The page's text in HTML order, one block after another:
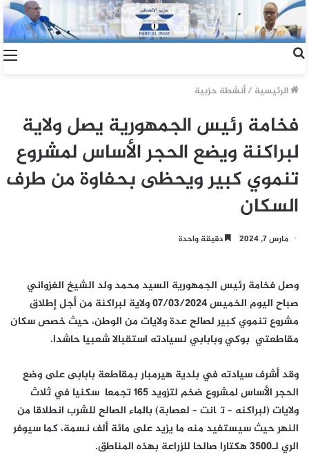
الرئيسية /أنشطة حزبية
فخامة رئيس الجمهورية يصل ولاية
لبراكنة ويضع الحجر الأساس لمشروع
تنموي كبير ويحظى بحفاوة من طرف
السكان
مارس 7, 2024 دقيقة واحدة
وصل فخامة رئيس الجمهورية السيد محمد ولد الشيخ الغزواني
صباح اليوم الخميس 07/03/2024 ولاية لبراكنة من أجل إطلاق
مشروع تنموي كبير لصالح عدة ولايات من الوطن، حيث خصص سكان
مقاطعتي بوكي وبابابي لسيادته استقبالا شعبيا حاشدا.
وقد أشرف سيادته في بلدية هيرمبار بمقاطعة بابابى على وضع
الحجر الأساس لمشروع ضخم لتزويد 165 تجمعا سكنيا في ثلاث
ولايات (لبراكنه – تگانت – لعصابة) بالماء الصالح للشرب انطلاقا من
النهر حيث سيستفيد منه ما يزيد على مائة ألف نسمة، كما سيوفر
الري لـ3500 هكتارا صالحا للزراعة بهذه المناطق.